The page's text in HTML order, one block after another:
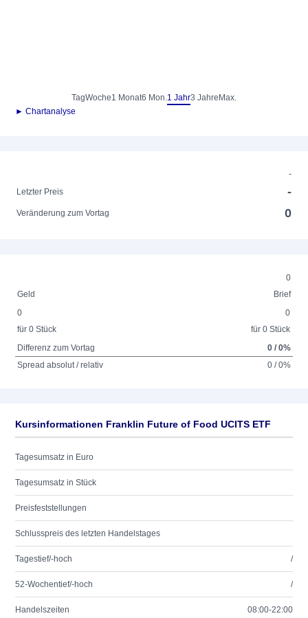
TagWoche1 Monat6 Mon.1 Jahr3 Jahre Max.
► Chartanalyse
-
Letzter Preis
-
Veränderung zum Vortag 0
0
Geld
Brief
0
für 0 Stück
0
für 0 Stück
Differenz zum Vortag
0 / 0%
Spread absolut / relativ
0 / 0%
Kursinformationen Franklin Future of Food UCITS ETF
Tagesumsatz in Euro
Tagesumsatz in Stück
Preisfeststellungen
Schlusspreis des letzten Handelstages
Tagestief/-hoch /
52-Wochentief/-hoch /
Handelszeiten 08:00-22:00